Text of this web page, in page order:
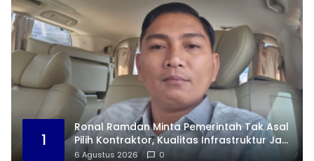
1
Ronal Ramdan Minta Pemerintah Tak Asal
Pilih Kontraktor, Kualitas Infrastruktur Jadi
Taruhan
6 Agustus 2026 0